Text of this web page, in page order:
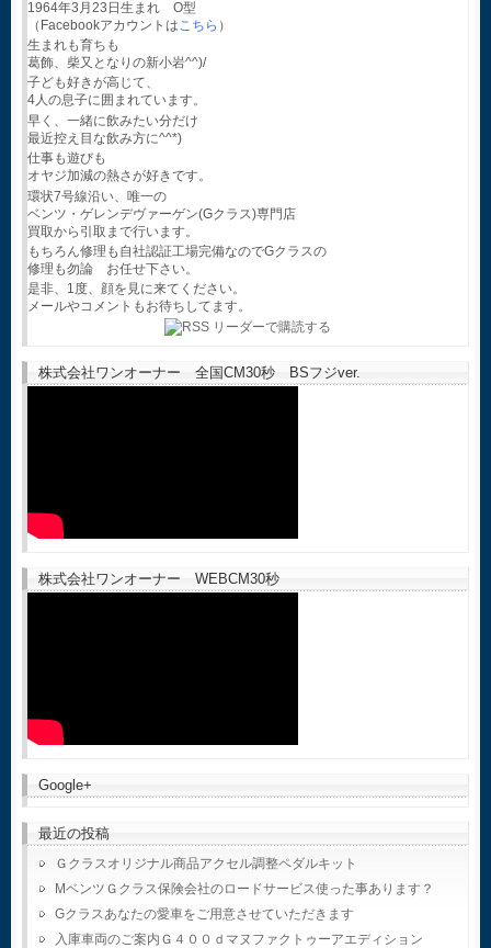
1964年3月23日生まれ O型
（Facebookアカウントは こちら ）
生まれも育ちも
葛飾、柴又となりの新小岩^^)/
子ども好きが高じて、
4人の息子に囲まれています。
早く、一緒に飲みたい分だけ
最近控え目な飲み方に^^*)
仕事も遊びも
オヤジ加減の熱さが好きです。
環状7号線沿い、唯一の
ベンツ・ゲレンデヴァーゲン(Gクラス)専門店
買取から引取まで行います。
もちろん修理も自社認証工場完備なのでGクラスの
修理も勿論 お任せ下さい。
是非、1度、顔を見に来てください。
メールやコメントもお待ちしてます。
株式会社ワンオーナー 全国CM30秒 BSフジver.
株式会社ワンオーナー WEBCM30秒
Google+
最近の投稿
Ｇクラスオリジナル商品アクセル調整ペダルキット
MベンツＧクラス保険会社のロードサービス使った事あります？
Gクラスあなたの愛車をご用意させていただきます
入庫車両のご案内Ｇ４００ｄマヌファクトゥーアエディション